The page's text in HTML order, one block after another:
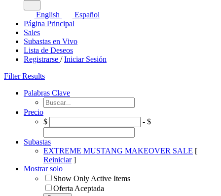
English
Español
Página Principal
Sales
Subastas en Vivo
Lista de Deseos
Registrarse /Iniciar Sesión
Filter Results
Palabras Clave
Precio
$
- $
Subastas
EXTREME MUSTANG MAKEOVER SALE [
Reiniciar]
Mostrar solo
Show Only Active Items
Oferta Aceptada